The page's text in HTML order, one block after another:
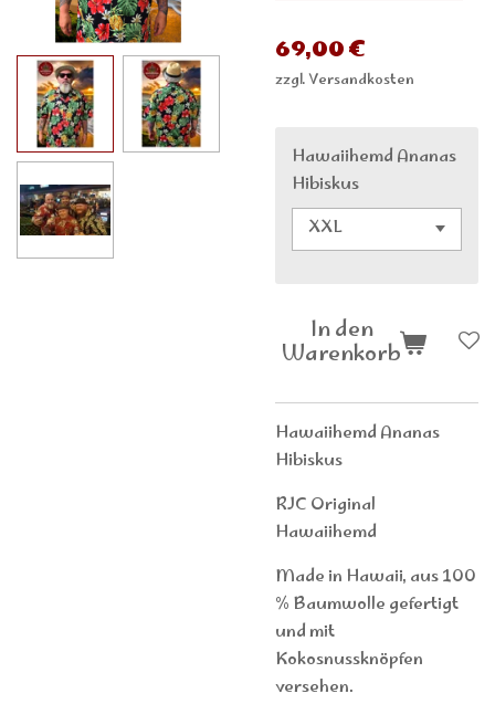
69,00 €
zzgl. Versandkosten
Hawaiihemd Ananas
Hibiskus
In den
Warenkorb
Hawaiihemd Ananas
Hibiskus
RJC Original
Hawaiihemd
Made in Hawaii, aus 100
% Baumwolle gefertigt
und mit
Kokosnussknöpfen
versehen.